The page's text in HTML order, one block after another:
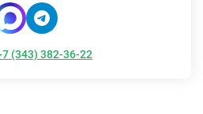
(343) 382-36-22